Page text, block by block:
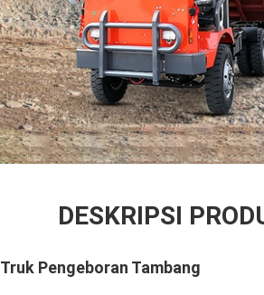
DESKRIPSI
Truk Pengeboran Tambang